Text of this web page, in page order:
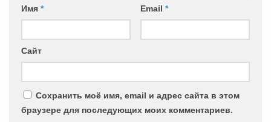
Имя * Email *
Сайт
Сохранить моё имя, email и адрес сайта в этом
браузере для последующих моих комментариев.